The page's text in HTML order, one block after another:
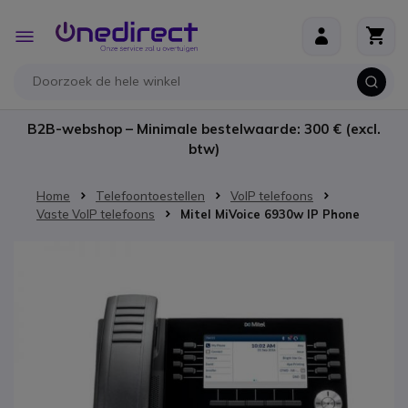
Toggle
Nav
B2B-webshop – Minimale bestelwaarde: 300 € (excl.
btw)
Home Telefoontoestellen
VoIP telefoons
Vaste VoIP telefoons
Mitel MiVoice 6930w IP Phone